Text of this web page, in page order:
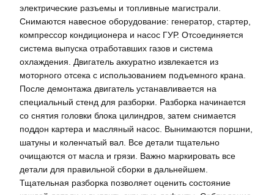
электрические разъемы и топливные магистрали.
Снимаются навесное оборудование: генератор, стартер,
компрессор кондиционера и насос ГУР. Отсоединяется
система выпуска отработавших газов и система
охлаждения. Двигатель аккуратно извлекается из
моторного отсека с использованием подъемного крана.
После демонтажа двигатель устанавливается на
специальный стенд для разборки. Разборка начинается
со снятия головки блока цилиндров, затем снимается
поддон картера и масляный насос. Вынимаются поршни,
шатуны и коленчатый вал. Все детали тщательно
очищаются от масла и грязи. Важно маркировать все
детали для правильной сборки в дальнейшем.
Тщательная разборка позволяет оценить состояние